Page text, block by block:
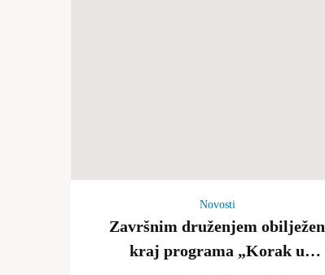
Novosti
Završnim druženjem obilježen
kraj programa „Korak u